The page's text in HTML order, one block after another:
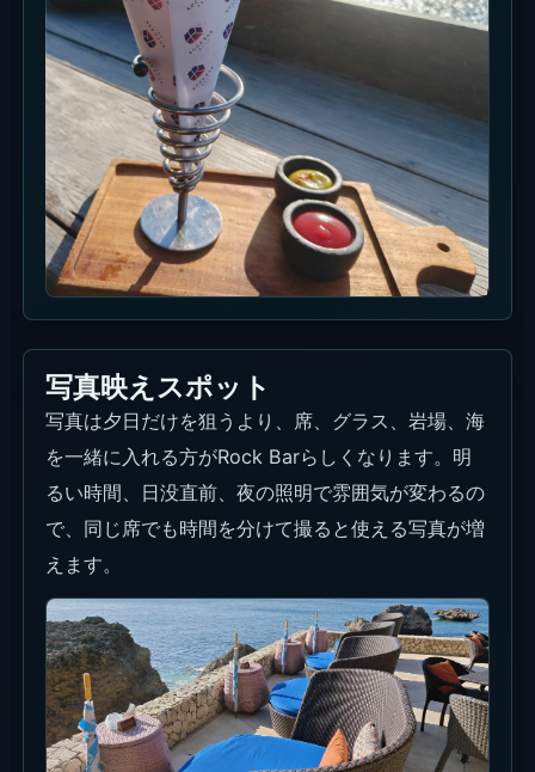
テーブルと海
席、グラス、海を一緒に入れると雰囲気が出ます。
グラスと岩場
海沿いの席とグラスを入れると、Rock Barらしい